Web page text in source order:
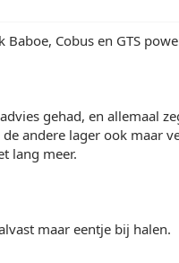
Baboe, Cobus en GTS
gehad, en allemaal
de andere lager ook maar
lang meer.
maar eentje bij halen.